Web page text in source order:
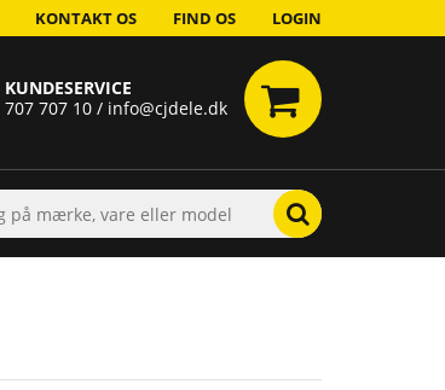
KONTAKT OS FIND OS LOGIN
KUNDESERVICE
707 707 10 / info@cjdele.dk